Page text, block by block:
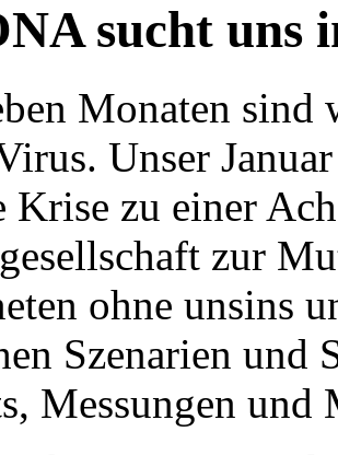
sucht uns
Monaten
Unser
Krise zu einer
zur
ohne unsins
Szenarien und
Messungen und